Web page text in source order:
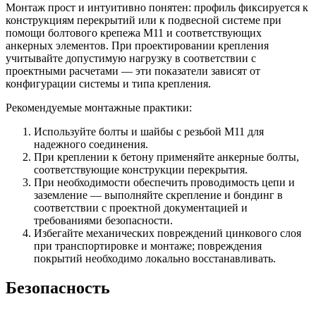
Монтаж прост и интуитивно понятен: профиль фиксируется к
конструкциям перекрытий или к подвесной системе при
помощи болтового крепежа M11 и соответствующих
анкерных элементов. При проектировании крепления
учитывайте допустимую нагрузку в соответствии с
проектными расчетами — эти показатели зависят от
конфигурации системы и типа крепления.
Рекомендуемые монтажные практики:
Используйте болты и шайбы с резьбой M11 для
надежного соединения.
При креплении к бетону применяйте анкерные болты,
соответствующие конструкции перекрытия.
При необходимости обеспечить проводимость цепи и
заземление — выполняйте скрепление и бондинг в
соответствии с проектной документацией и
требованиями безопасности.
Избегайте механических повреждений цинкового слоя
при транспортировке и монтаже; повреждения
покрытий необходимо локально восстанавливать.
Безопасность